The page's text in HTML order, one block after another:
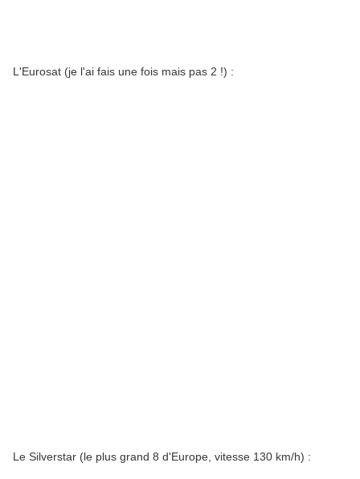
L'Eurosat (je l'ai fais une fois mais pas 2 !) :
Le Silverstar (le plus grand 8 d'Europe, vitesse 130 km/h) :